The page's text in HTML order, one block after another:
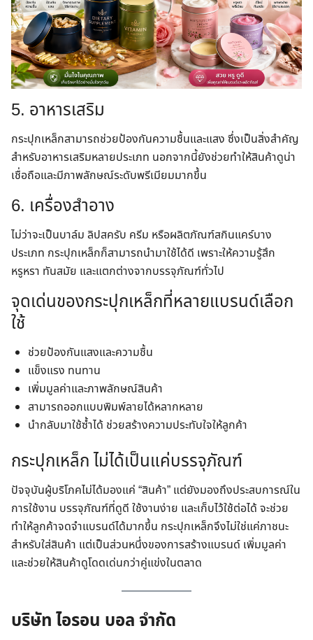
5. อาหารเสริม
กระปุกเหล็กสามารถช่วยป้องกันความชื้นและแสง ซึ่งเป็นสิ่งสำคัญ
สำหรับอาหารเสริมหลายประเภท นอกจากนี้ยังช่วยทำให้สินค้าดูน่า
เชื่อถือและมีภาพลักษณ์ระดับพรีเมียมมากขึ้น
6. เครื่องสำอาง
ไม่ว่าจะเป็นบาล์ม ลิปสครับ ครีม หรือผลิตภัณฑ์สกินแคร์บาง
ประเภท กระปุกเหล็กก็สามารถนำมาใช้ได้ดี เพราะให้ความรู้สึก
หรูหรา ทันสมัย และแตกต่างจากบรรจุภัณฑ์ทั่วไป
จุดเด่นของกระปุกเหล็กที่หลายแบรนด์เลือก
ใช้
ช่วยป้องกันแสงและความชื้น
แข็งแรง ทนทาน
เพิ่มมูลค่าและภาพลักษณ์สินค้า
สามารถออกแบบพิมพ์ลายได้หลากหลาย
นำกลับมาใช้ซ้ำได้ ช่วยสร้างความประทับใจให้ลูกค้า
กระปุกเหล็ก ไม่ได้เป็นแค่บรรจุภัณฑ์
ปัจจุบันผู้บริโภคไม่ได้มองแค่ “สินค้า” แต่ยังมองถึงประสบการณ์ใน
การใช้งาน บรรจุภัณฑ์ที่ดูดี ใช้งานง่าย และเก็บไว้ใช้ต่อได้ จะช่วย
ทำให้ลูกค้าจดจำแบรนด์ได้มากขึ้น กระปุกเหล็กจึงไม่ใช่แค่ภาชนะ
สำหรับใส่สินค้า แต่เป็นส่วนหนึ่งของการสร้างแบรนด์ เพิ่มมูลค่า
และช่วยให้สินค้าดูโดดเด่นกว่าคู่แข่งในตลาด
บริษัท ไอรอน บอล จำกัด